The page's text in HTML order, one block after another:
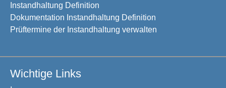
Instandhaltung Definition
Dokumentation Instandhaltung Definition
Prüftermine der Instandhaltung verwalten
Wichtige Links